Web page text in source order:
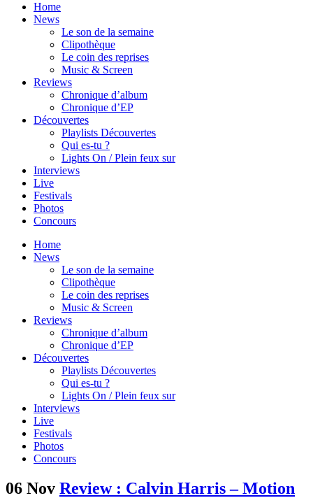
Home
News
Le son de la semaine
Clipothèque
Le coin des reprises
Music & Screen
Reviews
Chronique d’album
Chronique d’EP
Découvertes
Playlists Découvertes
Qui es-tu ?
Lights On / Plein feux sur
Interviews
Live
Festivals
Photos
Concours
Home
News
Le son de la semaine
Clipothèque
Le coin des reprises
Music & Screen
Reviews
Chronique d’album
Chronique d’EP
Découvertes
Playlists Découvertes
Qui es-tu ?
Lights On / Plein feux sur
Interviews
Live
Festivals
Photos
Concours
06 Nov Review : Calvin Harris – Motion